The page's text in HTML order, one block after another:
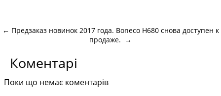
← Предзаказ новинок 2017 года. Boneco H680 снова доступен к
продаже. →
Коментарі
Поки що немає коментарів